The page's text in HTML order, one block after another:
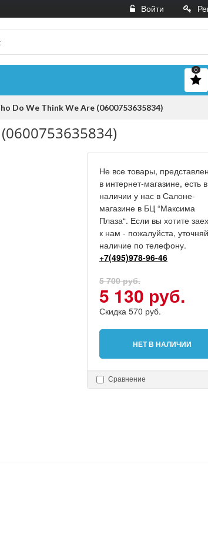
Войти
0
Do We Think We Are (0600753635834)
Не все товары,
в интернет-магазине, есть в
наличии у нас в Салоне-
магазине в БЦ “Максима
Плаза“. Если вы хотите
к нам - пожалуйста,
наличие по телефону.
+7(495)978-96-46
5 700 руб.
5 130 руб.
Скидка 570 руб.
НЕТ В НАЛИЧИИ
Сравнение